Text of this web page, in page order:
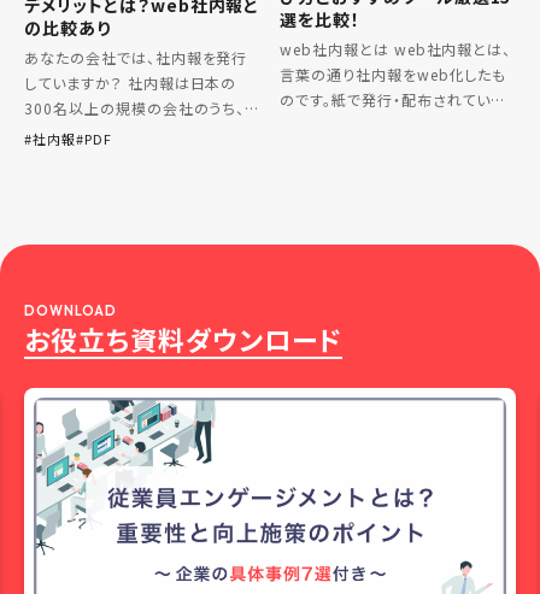
の比較あり
あなたの会社では、社内報を発行
していますか？ 社内報は日本の
300名以上の規模の会社のうち、8
割の企業が社内報を導入している
社内報 PDF
選を比較！
web社内報とは web社内報とは、
言葉の通り社内報をweb化したも
のです。紙で発行・配布されていた
お役立ち資料ダウンロード
DOWNLOAD